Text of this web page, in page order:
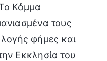
Κόμμα
τους
λογής φήμες και
Εκκλησία του